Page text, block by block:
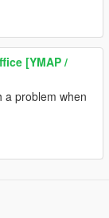
[YMAP /
a problem when